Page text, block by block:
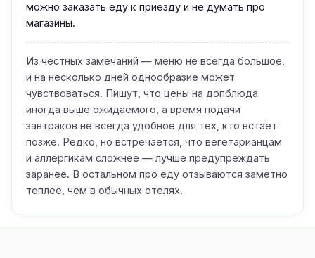
можно заказать еду к приезду и не думать про
магазины.
Из честных замечаний — меню не всегда большое,
и на несколько дней однообразие может
чувствоваться. Пишут, что цены на допблюда
иногда выше ожидаемого, а время подачи
завтраков не всегда удобное для тех, кто встаёт
позже. Редко, но встречается, что вегетарианцам
и аллергикам сложнее — лучше предупреждать
заранее. В остальном про еду отзываются заметно
теплее, чем в обычных отелях.